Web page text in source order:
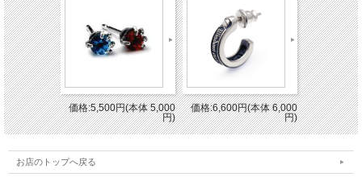
価格:5,500円(本体 5,000
円)
価格:6,600円(本体 6,000
円)
お店のトップへ戻る